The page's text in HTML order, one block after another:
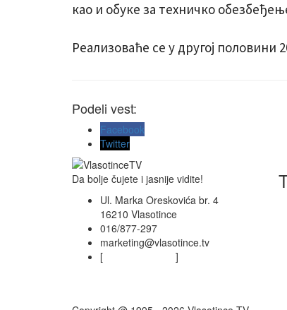
као и обуке за техничко
Реализоваће се у другој половини
Podeli vest:
Facebook
Twitter
Da bolje čujete i jasnije vidite!
Ul. Marka Oreskovića br. 4
16210 Vlasotince
016/877-297
marketing@vlasotince.tv
[
]